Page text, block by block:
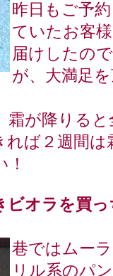
昨日もご予
ていたお客
届けしたの
が、大満足
霜が降りると
れば２週間は
ビオラを買
巷ではムー
リル系のパ